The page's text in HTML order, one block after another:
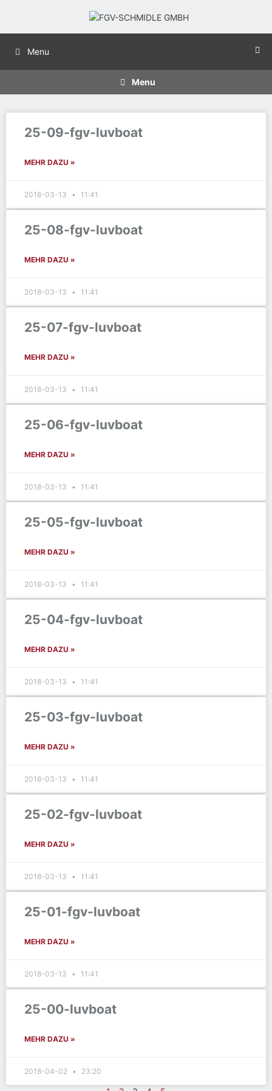
Menu
Menu
25-09-fgv-luvboat
MEHR DAZU »
2018-03-13 11:41
25-08-fgv-luvboat
MEHR DAZU »
2018-03-13 11:41
25-07-fgv-luvboat
MEHR DAZU »
2018-03-13 11:41
25-06-fgv-luvboat
MEHR DAZU »
2018-03-13 11:41
25-05-fgv-luvboat
MEHR DAZU »
2018-03-13 11:41
25-04-fgv-luvboat
MEHR DAZU »
2018-03-13 11:41
25-03-fgv-luvboat
MEHR DAZU »
2018-03-13 11:41
25-02-fgv-luvboat
MEHR DAZU »
2018-03-13 11:41
25-01-fgv-luvboat
MEHR DAZU »
2018-03-13 11:41
25-00-luvboat
MEHR DAZU »
2018-04-02 23:20